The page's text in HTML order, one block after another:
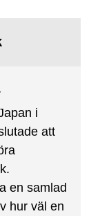
i
att
en samlad
hur väl en